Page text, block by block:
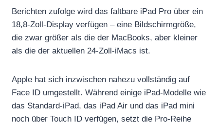
Berichten zufolge wird das faltbare iPad Pro über ein
18,8‑Zoll-Display verfügen – eine Bildschirmgröße,
die zwar größer als die der MacBooks, aber kleiner
als die der aktuellen 24‑Zoll‑iMacs ist.
Apple hat sich inzwischen nahezu vollständig auf
Face ID umgestellt. Während einige iPad-Modelle wie
das Standard-iPad, das iPad Air und das iPad mini
noch über Touch ID verfügen, setzt die Pro-Reihe